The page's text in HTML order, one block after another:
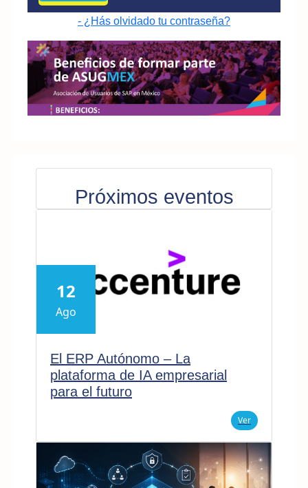
- ¿Hás olvidado tu contraseña?
Próximos eventos
12
Ago
El ERP Autónomo – La
plataforma de IA empresarial
para el futuro
Ver